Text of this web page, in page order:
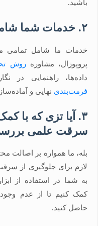
باشید.
۲. خدمات شما شامل چه مراحلی می‌شود؟
خدمات ما شامل تمامی
پروپوزال، مشاورهروش
داده‌ها، راهنمایی در
فرمت‌بندی نهایی و
۳. آیا تزی که با
سرقت علمی
بله، ما همواره بر اصالت
لازم برای جلوگیری از
به شما در استفاده از
کمک کنیم تا از عدم وجود
حاصل کنید.